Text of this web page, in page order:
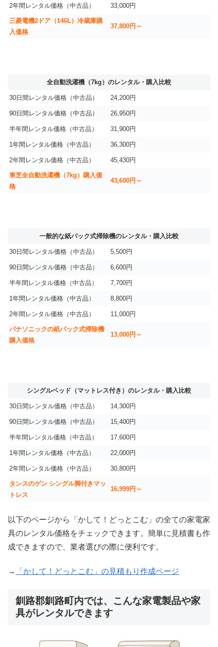
2年間レンタル価格（中古品） 33,000円
三菱電機2ドア（146L）冷蔵庫購
入価格
37,800円～
全自動洗濯機（7kg）のレンタル・購入比較
30日間レンタル価格（中古品） 24,200円
90日間レンタル価格（中古品） 26,950円
半年間レンタル価格（中古品） 31,900円
1年間レンタル価格（中古品） 36,300円
2年間レンタル価格（中古品） 45,430円
東芝全自動洗濯機（7kg）購入価
格
43,600円～
一般的な紙パック式掃除機のレンタル・購入比較
30日間レンタル価格（中古品） 5,500円
90日間レンタル価格（中古品） 6,600円
半年間レンタル価格（中古品） 7,700円
1年間レンタル価格（中古品） 8,800円
2年間レンタル価格（中古品） 11,000円
パナソニックの紙パック式掃除機
購入価格
13,000円～
シングルベッド（マットレス付き）のレンタル・購入比較
30日間レンタル価格（中古品） 14,300円
90日間レンタル価格（中古品） 15,400円
半年間レンタル価格（中古品） 17,600円
1年間レンタル価格（中古品） 22,000円
2年間レンタル価格（中古品） 30,800円
タンスのゲン シングル脚付きマッ
トレス
16,999円～
以下のページから「かして！どっとこむ」の全ての家電家
具のレンタル価格をチェックできます。簡単に見積書も作
成できますので、業者選びの際に便利です。
→ 「かして！どっとこむ」の見積もり作成ページ
釧路郡釧路町内では、こんな家電製品や家
具がレンタルできます